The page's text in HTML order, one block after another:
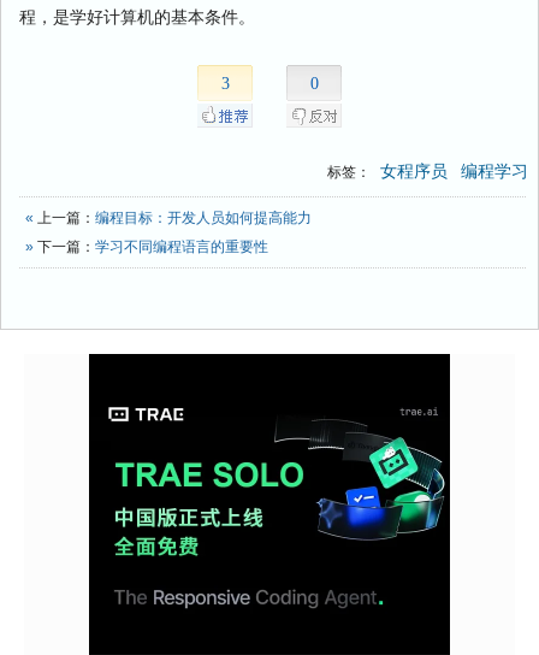
程，是学好计算机的基本条件。
3 0
标签： 女程序员 编程学习
« 上一篇： 编程目标：开发人员如何提高能力
» 下一篇： 学习不同编程语言的重要性